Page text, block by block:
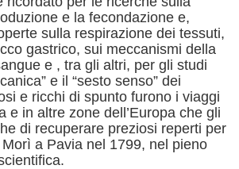
e la fecondazione e,
sulla respirazione dei tessuti,
gastrico, sui meccanismi della
e , tra gli altri, per gli studi
e il “sesto senso” dei
e ricchi di spunto furono i viaggi
e in altre zone dell’Europa che gli
di recuperare preziosi reperti per
Morì a Pavia nel 1799, nel pieno